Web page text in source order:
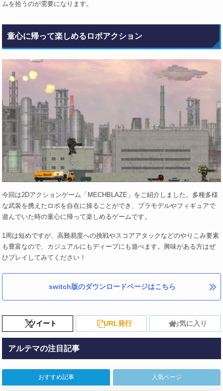
ムを拾うのが需要になります。
童心に帰って楽しめるロボアクション
今回は2Dアクションゲーム「MECHBLAZE」をご紹介しました。多種多様
な武装を携えたロボを自在に操ることができ、プラモデルやフィギュアで
遊んでいた時の童心に帰って楽しめるゲームです。
1周は短めですが、高難易度への挑戦やスコアアタックなどのやりこみ要素
も豊富なので、カジュアルにもディープにも遊べます。興味がある方はぜ
ひプレイしてみてください！
switch版のダウンロードページはこちら
ツイート URL発行 お気に入り
アルテマの注目記事
おすすめ記事 人気ページ